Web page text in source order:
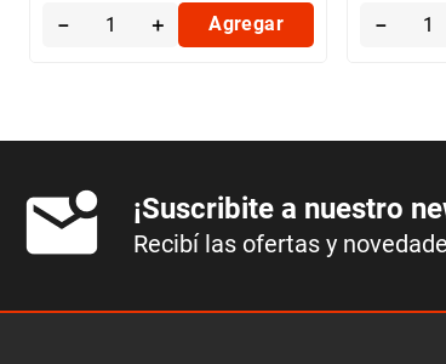
＋
－ Agregar －
¡Suscribite a nuestro
Recibí las ofertas y